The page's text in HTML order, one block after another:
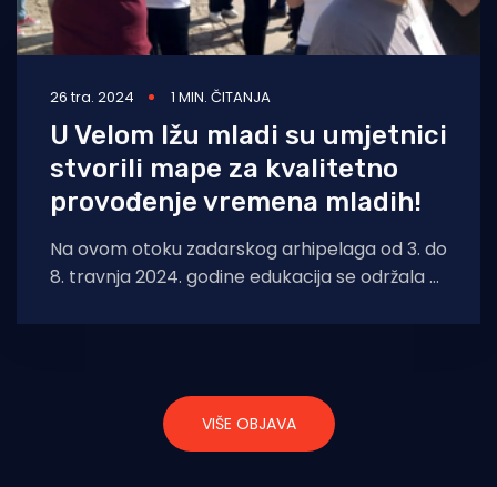
26 tra. 2024 1 MIN. ČITANJA
U Velom Ižu mladi su umjetnici
stvorili mape za kvalitetno
provođenje vremena mladih!
Na ovom otoku zadarskog arhipelaga od 3. do
8. travnja 2024. godine edukacija se održala u
VIŠE OBJAVA